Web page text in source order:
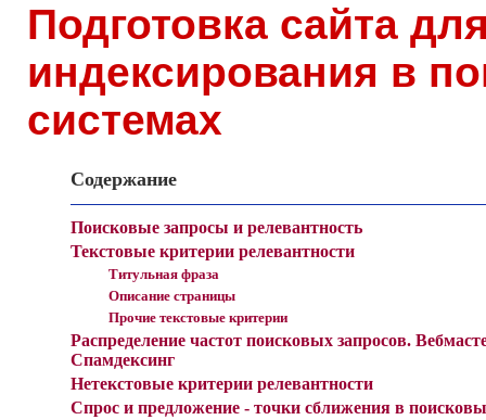
Подготовка сайта
индексирования в
системах
Содержание
Поисковые запросы и релевантность
Текстовые критерии релевантности
Титульная фраза
Описание страницы
Прочие текстовые критерии
Распределение частот поисковых запросов.
Спамдексинг
Нетекстовые критерии релевантности
Спрос и предложение - точки сближения в